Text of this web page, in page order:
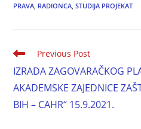
PRAVA, RADIONCA, STUDIJA PROJEKAT
Previous Post
IZRADA ZAGOVARAČKOG
AKADEMSKE ZAJEDNICE
BIH – CAHR“ 15.9.2021.